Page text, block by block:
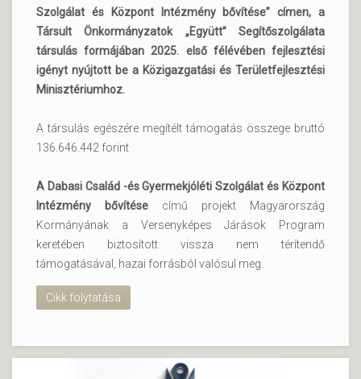
Szolgálat és Központ Intézmény bővítése” címen, a
Társult Önkormányzatok „Együtt” Segítőszolgálata
társulás formájában 2025. első félévében fejlesztési
igényt nyújtott be a Közigazgatási és Területfejlesztési
Minisztériumhoz.
A társulás egészére megítélt támogatás összege bruttó
136.646.442 forint
A Dabasi Család -és Gyermekjóléti Szolgálat és Központ
Intézmény bővítése című projekt Magyarország
Kormányának a Versenyképes Járások Program
keretében biztosított vissza nem térítendő
támogatásával, hazai forrásból valósul meg.
Cikk folytatása